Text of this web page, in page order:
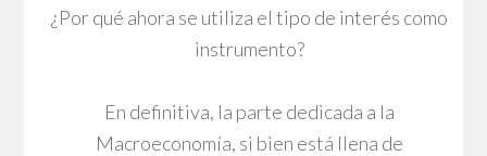
¿Por qué ahora se utiliza el tipo de interés como
instrumento?
En definitiva, la parte dedicada a la
Macroeconomía, si bien está llena de